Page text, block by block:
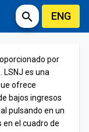
search ENG
por
LSNJ es una
ofrece
bajos ingresos
pulsando en un
el cuadro de